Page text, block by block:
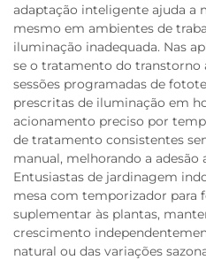
adaptação inteligente ajuda a
mesmo em ambientes de
iluminação inadequada. Nas
se o tratamento do transtorno
sessões programadas de
prescritas de iluminação em
acionamento preciso por
de tratamento consistentes
manual, melhorando a
Entusiastas de jardinagem
mesa com temporizador para
suplementar às plantas,
crescimento
natural ou das variações